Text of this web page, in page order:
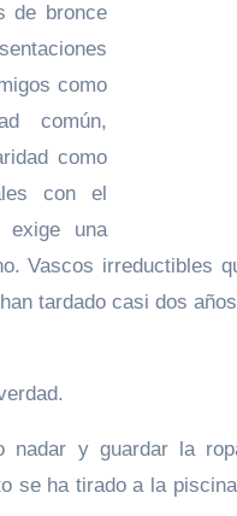
de bronce
como
común,
como
con el
exige una
Vascos irreductibles
tardado casi dos
nadar y guardar la
se ha tirado a la